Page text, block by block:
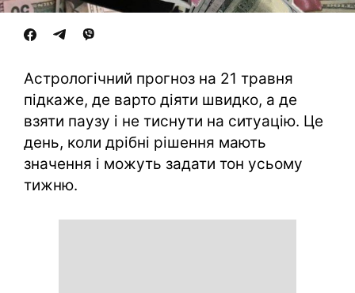
Астрологічний прогноз на 21 травня
підкаже, де варто діяти швидко, а де
взяти паузу і не тиснути на ситуацію. Це
день, коли дрібні рішення мають
значення і можуть задати тон усьому
тижню.